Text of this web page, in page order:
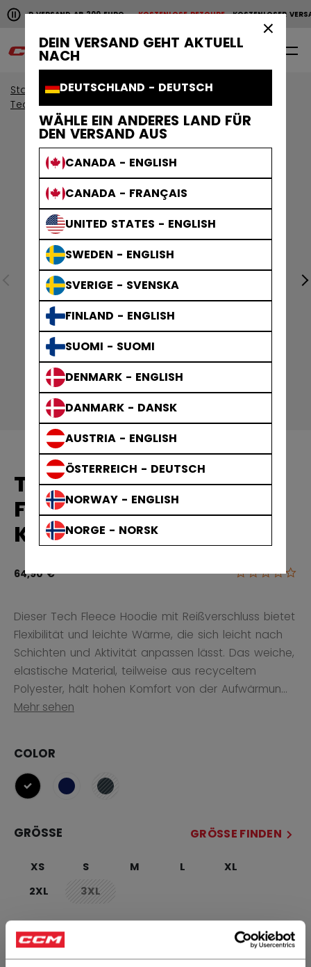
DEIN VERSAND GEHT AKTUELL
NACH
DEUTSCHLAND - DEUTSCH
WÄHLE EIN ANDERES LAND FÜR
DEN VERSAND AUS
CANADA - ENGLISH
CANADA - FRANÇAIS
UNITED STATES - ENGLISH
SWEDEN - ENGLISH
SVERIGE - SVENSKA
FINLAND - ENGLISH
SUOMI - SUOMI
DENMARK - ENGLISH
DANMARK - DANSK
AUSTRIA - ENGLISH
ÖSTERREICH - DEUTSCH
NORWAY - ENGLISH
NORGE - NORSK
Horizontale Bildlaufanimation anhalten.
VERSAND AB 200 EUROKOSTENLOSE RETOURE KOSTENLOSER
KOSTENLOSER VERSAND AB 200 EURO KOSTENLOSE
0
Start Bekleidung
Sammlungen
Team & Training
TEAM PREMIUM TECH
FLEECE ZIP HOODIE
KAPUZENPULLOVER
64,90 € 3,4 von 5
Dieser Tech Fleece Hoodie mit Reißverschluss bietet
Flexibilität und leichte Wärme, die sich leicht nach
Schichten und Aktivität anpassen lässt. Das weiche,
elastische Material, teilweise aus recyceltem
Polyester, hält hohen Komfort von der Aufwärmun...
Mehr sehen
COLOR
ausgewählt
GRÖSSE GRÖSSE FINDEN
XS S M L
XL
2XL
3XLnot.available
MENGE